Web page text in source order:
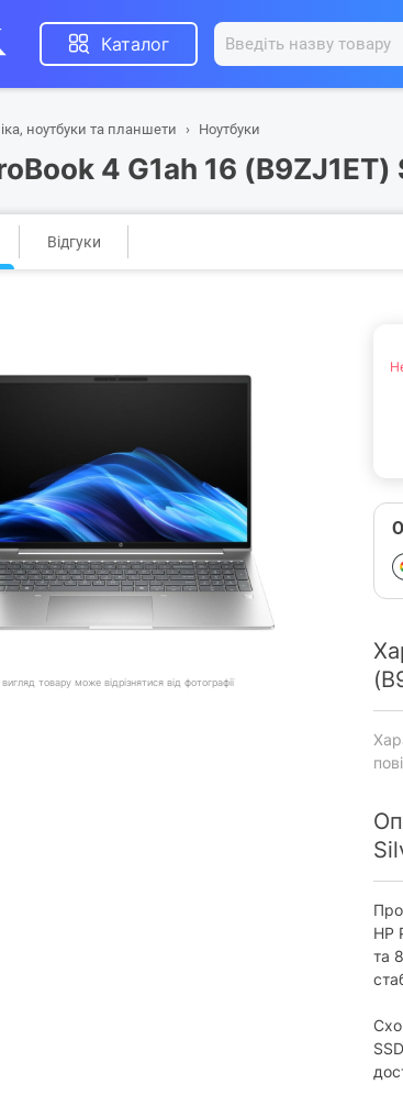
Каталог
ноутбуки та планшети Ноутбуки
4 G1ah 16 (B9ZJ1ET)
Відгуки
вигляд товару може відрізнятися від фотографії
HP
та